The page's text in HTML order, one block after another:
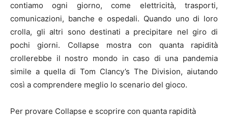
contiamo ogni giorno, come elettricità, trasporti,
comunicazioni, banche e ospedali. Quando uno di loro
crolla, gli altri sono destinati a precipitare nel giro di
pochi giorni. Collapse mostra con quanta rapidità
crollerebbe il nostro mondo in caso di una pandemia
simile a quella di Tom Clancy’s The Division, aiutando
così a comprendere meglio lo scenario del gioco.
Per provare Collapse e scoprire con quanta rapidità